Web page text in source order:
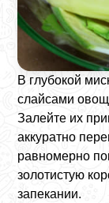
В глубокой
слайсами
Залейте их
аккуратно
равномерно
золотистую
запекании.